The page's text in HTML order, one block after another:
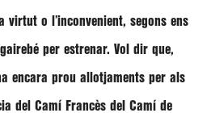
virtut o l’inconvenient, segons ens
per estrenar. Vol dir que,
encara prou allotjaments per als
del Camí Francès del Camí de